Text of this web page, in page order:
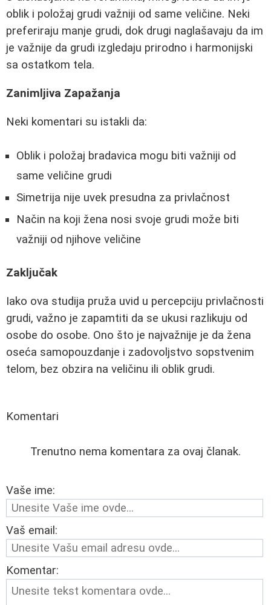
oblik i položaj grudi važniji od same veličine. Neki
preferiraju manje grudi, dok drugi naglašavaju da im
je važnije da grudi izgledaju prirodno i harmonijski
sa ostatkom tela.
Zanimljiva Zapažanja
Neki komentari su istakli da:
Oblik i položaj bradavica mogu biti važniji od
same veličine grudi
Simetrija nije uvek presudna za privlačnost
Način na koji žena nosi svoje grudi može biti
važniji od njihove veličine
Zaključak
Iako ova studija pruža uvid u percepciju privlačnosti
grudi, važno je zapamtiti da se ukusi razlikuju od
osobe do osobe. Ono što je najvažnije je da žena
oseća samopouzdanje i zadovoljstvo sopstvenim
telom, bez obzira na veličinu ili oblik grudi.
Komentari
Trenutno nema komentara za ovaj članak.
Vaše ime:
Vaš email:
Komentar: